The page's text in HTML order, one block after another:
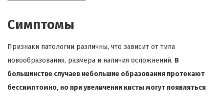
Симптомы
Признаки патологии различны, что зависит от типа
новообразования, размера и наличия осложнений. В
большинстве случаев небольшие образования протекают
бессимптомно, но при увеличении кисты могут появляться